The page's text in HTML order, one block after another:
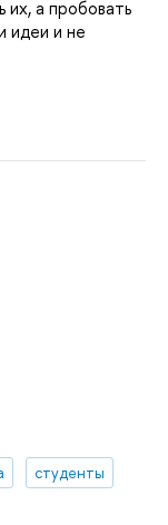
а пробовать
идеи и не
студенты